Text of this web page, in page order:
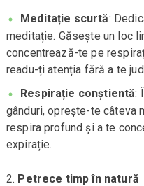
Meditație scurtă:
meditație. Găsește un loc
concentrează-te pe
readu-ți atenția fără a te
Respirație conștientă:
gânduri, oprește-te câteva
respira profund și a te
expirație.
Petrece timp în natură